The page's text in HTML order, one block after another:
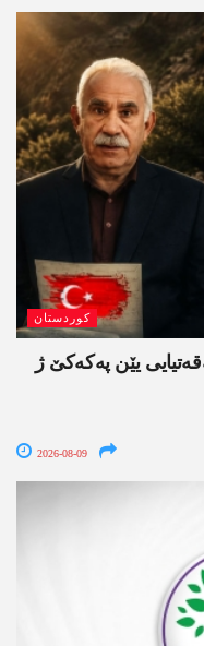
کوردستان
یێن پەکەکێ ژ
2026-08-09